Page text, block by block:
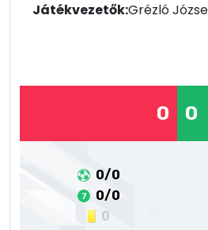
Játékvezetők:Grézló